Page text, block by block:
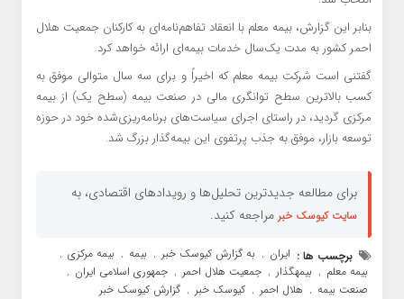
بنابر این گزارش، بیمه معلم با انعقاد تفاهم‌نامه‌ای به کارکنان جمعیت هلال
احمر کشور به مدت یک‌سال خدمات بیمه‌ای ارائه خواهد کرد.
گفتنی است شرکت بیمه معلم که اخیراً و برای سه سال متوالی موفق به
کسب بالاترین سطح توانگری مالی در صنعت بیمه (سطح یک) از بیمه
مرکزی گردید، در راستای اجرای سیاست‌های برنامه‌ریزی‌شده خود در حوزه
توسعه بازار، موفق به جذب پرتفوی این بیمه‌گذار بزرگ شد.
برای مطالعه جدیدترین تحلیل‌ها و رویدادهای اقتصادی، به
سایت کیوسک خبر مراجعه کنید.
برچسب ها : ایران , به گزارش کیوسک خبر , بیمه , بیمه مرکزی ,
بیمه معلم , بیمهگذار , جمعیت هلال احمر , جمهوری اسلامی ایران ,
صنعت بیمه , هلال احمر , کیوسک خبر , گزارش کیوسک خبر